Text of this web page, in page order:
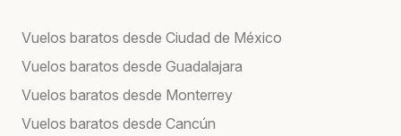
Vuelos baratos desde Ciudad de México
Vuelos baratos desde Guadalajara
Vuelos baratos desde Monterrey
Vuelos baratos desde Cancún